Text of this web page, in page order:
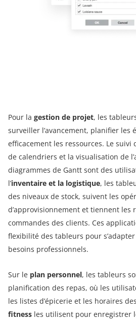
Pour la gestion de projet, les
surveiller l’avancement, planifier les
efficacement les ressources. Le suivi
de calendriers et la visualisation de
diagrammes de Gantt sont des
l’inventaire et la logistique, les
des niveaux de stock, suivent les
d’approvisionnement et tiennent les
commandes des clients. Ces
flexibilité des tableurs pour
besoins professionnels.
Sur le plan personnel, les tableurs
planification des repas, où les
les listes d’épicerie et les horaires
fitness les utilisent pour enregistrer